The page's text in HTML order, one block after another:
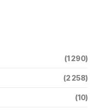
(1 290)
(2 258)
(10)